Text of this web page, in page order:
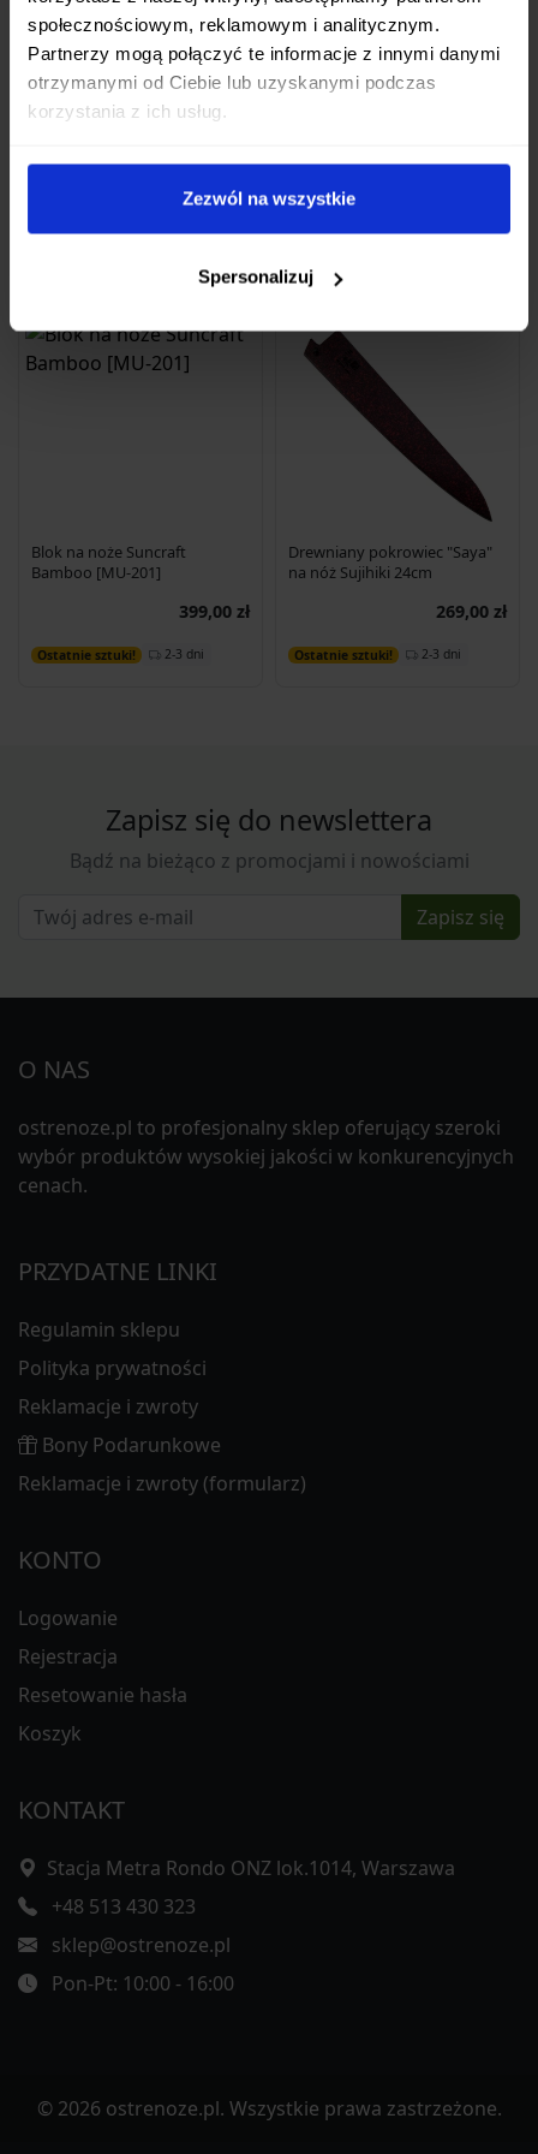
społecznościowym, reklamowym i analitycznym.
Partnerzy mogą połączyć te informacje z innymi danymi
otrzymanymi od Ciebie lub uzyskanymi podczas
korzystania z ich usług.
Zezwól na wszystkie
Spersonalizuj
Ten produkt nie ma jeszcze opinii.
Dodaj pierwszą opinię
Może Cię zainteresować
Blok na noże Suncraft
Bamboo [MU-201]
399,00 zł
Ostatnie sztuki! 2-3 dni
Dodaj do koszyka
Drewniany pokrowiec "Saya"
na nóż Sujihiki 24cm
269,00 zł
Ostatnie sztuki! 2-3 dni
Dodaj do koszyka
Zapisz się do newslettera
Bądź na bieżąco z promocjami i nowościami
Zapisz się
O NAS
ostrenoze.pl to profesjonalny sklep oferujący szeroki
wybór produktów wysokiej jakości w konkurencyjnych
cenach.
PRZYDATNE LINKI
Regulamin sklepu
Polityka prywatności
Reklamacje i zwroty
Bony Podarunkowe
Reklamacje i zwroty (formularz)
KONTO
Logowanie
Rejestracja
Resetowanie hasła
Koszyk
KONTAKT
Stacja Metra Rondo ONZ lok.1014, Warszawa
+48 513 430 323
sklep@ostrenoze.pl
Pon-Pt: 10:00 - 16:00
© 2026 ostrenoze.pl. Wszystkie prawa zastrzeżone.